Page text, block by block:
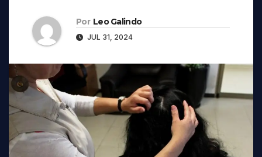
Por Leo Galindo
JUL 31, 2024